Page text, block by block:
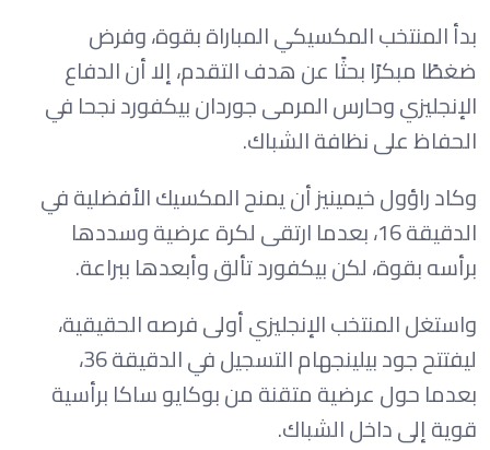
بدأ المنتخب المكسيكي المباراة بقوة، وفرض
ضغطًا مبكرًا بحثًا عن هدف التقدم، إلا أن الدفاع
الإنجليزي وحارس المرمى جوردان بيكفورد نجحا في
الحفاظ على نظافة الشباك.
وكاد راؤول خيمينيز أن يمنح المكسيك الأفضلية في
الدقيقة 16، بعدما ارتقى لكرة عرضية وسددها
برأسه بقوة، لكن بيكفورد تألق وأبعدها ببراعة.
واستغل المنتخب الإنجليزي أولى فرصه الحقيقية،
ليفتتح جود بيلينجهام التسجيل في الدقيقة 36،
بعدما حول عرضية متقنة من بوكايو ساكا برأسية
قوية إلى داخل الشباك.